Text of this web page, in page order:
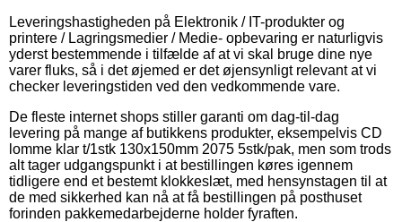
Leveringshastigheden på Elektronik / IT-produkter og
printere / Lagringsmedier / Medie- opbevaring er naturligvis
yderst bestemmende i tilfælde af at vi skal bruge dine nye
varer fluks, så i det øjemed er det øjensynligt relevant at vi
checker leveringstiden ved den vedkommende vare.
De fleste internet shops stiller garanti om dag-til-dag
levering på mange af butikkens produkter, eksempelvis CD
lomme klar t/1stk 130x150mm 2075 5stk/pak, men som trods
alt tager udgangspunkt i at bestillingen køres igennem
tidligere end et bestemt klokkeslæt, med hensynstagen til at
de med sikkerhed kan nå at få bestillingen på posthuset
forinden pakkemedarbejderne holder fyraften.